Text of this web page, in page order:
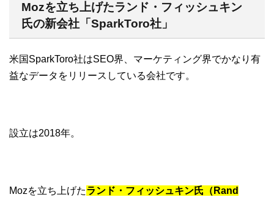
Mozを立ち上げたランド・フィッシュキン
氏の新会社「SparkToro社」
米国SparkToro社はSEO界、マーケティング界でかなり有
益なデータをリリースしている会社です。
設立は2018年。
Mozを立ち上げたランド・フィッシュキン氏（Rand